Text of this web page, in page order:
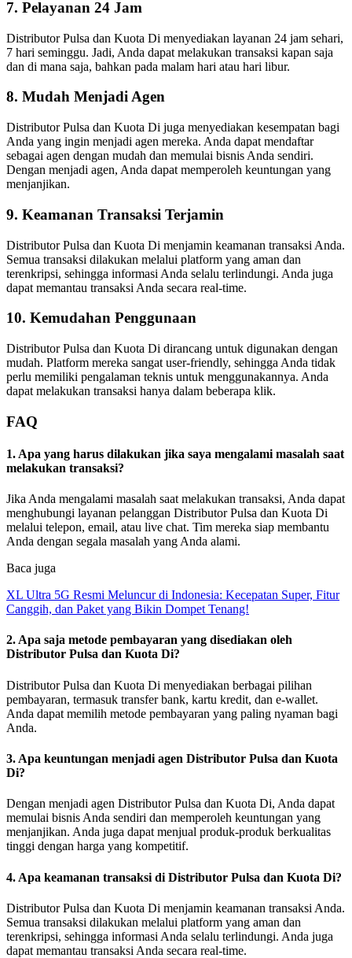
7. Pelayanan 24 Jam
Distributor Pulsa dan Kuota Di menyediakan layanan 24 jam sehari,
7 hari seminggu. Jadi, Anda dapat melakukan transaksi kapan saja
dan di mana saja, bahkan pada malam hari atau hari libur.
8. Mudah Menjadi Agen
Distributor Pulsa dan Kuota Di juga menyediakan kesempatan bagi
Anda yang ingin menjadi agen mereka. Anda dapat mendaftar
sebagai agen dengan mudah dan memulai bisnis Anda sendiri.
Dengan menjadi agen, Anda dapat memperoleh keuntungan yang
menjanjikan.
9. Keamanan Transaksi Terjamin
Distributor Pulsa dan Kuota Di menjamin keamanan transaksi Anda.
Semua transaksi dilakukan melalui platform yang aman dan
terenkripsi, sehingga informasi Anda selalu terlindungi. Anda juga
dapat memantau transaksi Anda secara real-time.
10. Kemudahan Penggunaan
Distributor Pulsa dan Kuota Di dirancang untuk digunakan dengan
mudah. Platform mereka sangat user-friendly, sehingga Anda tidak
perlu memiliki pengalaman teknis untuk menggunakannya. Anda
dapat melakukan transaksi hanya dalam beberapa klik.
FAQ
1. Apa yang harus dilakukan jika saya mengalami masalah saat
melakukan transaksi?
Jika Anda mengalami masalah saat melakukan transaksi, Anda dapat
menghubungi layanan pelanggan Distributor Pulsa dan Kuota Di
melalui telepon, email, atau live chat. Tim mereka siap membantu
Anda dengan segala masalah yang Anda alami.
Baca juga
XL Ultra 5G Resmi Meluncur di Indonesia: Kecepatan Super, Fitur
Canggih, dan Paket yang Bikin Dompet Tenang!
2. Apa saja metode pembayaran yang disediakan oleh
Distributor Pulsa dan Kuota Di?
Distributor Pulsa dan Kuota Di menyediakan berbagai pilihan
pembayaran, termasuk transfer bank, kartu kredit, dan e-wallet.
Anda dapat memilih metode pembayaran yang paling nyaman bagi
Anda.
3. Apa keuntungan menjadi agen Distributor Pulsa dan Kuota
Di?
Dengan menjadi agen Distributor Pulsa dan Kuota Di, Anda dapat
memulai bisnis Anda sendiri dan memperoleh keuntungan yang
menjanjikan. Anda juga dapat menjual produk-produk berkualitas
tinggi dengan harga yang kompetitif.
4. Apa keamanan transaksi di Distributor Pulsa dan Kuota Di?
Distributor Pulsa dan Kuota Di menjamin keamanan transaksi Anda.
Semua transaksi dilakukan melalui platform yang aman dan
terenkripsi, sehingga informasi Anda selalu terlindungi. Anda juga
dapat memantau transaksi Anda secara real-time.